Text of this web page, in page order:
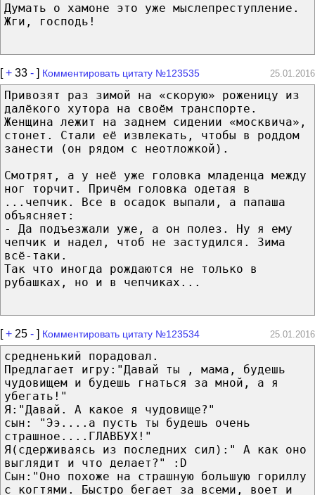
Думать о хамоне это уже мыслепреступление.
Жги, господь!
[+ 33 - ] Комментировать цитату №123535 25.01.2016
Привозят раз зимой на «скорую» роженицу из
далёкого хутора на своём транспорте.
Женщина лежит на заднем сидении «москвича»,
стонет. Стали её извлекать, чтобы в роддом
занести (он рядом с неотложкой).
Смотрят, а у неё уже головка младенца между
ног торчит. Причём головка одетая в
...чепчик. Все в осадок выпали, а папаша
объясняет:
- Да подъезжали уже, а он полез. Ну я ему
чепчик и надел, чтоб не застудился. Зима
всё-таки.
Так что иногда рождаются не только в
рубашках, но и в чепчиках...
[+ 25 - ] Комментировать цитату №123534 25.01.2016
средненький порадовал.
Предлагает игру:"Давай ты , мама, будешь
чудовищем и будешь гнаться за мной, а я
убегать!"
Я:"Давай. А какое я чудовище?"
сын: "Ээ....а пусть ты будешь очень
страшное....ГЛАВБУХ!"
Я(сдерживаясь из последних сил):" А как оно
выглядит и что делает?" :D
Сын:"Оно похоже на страшную большую гориллу
с когтями. Быстро бегает за всеми, воет и